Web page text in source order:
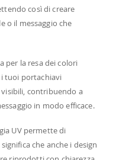
così di creare
o il messaggio che
per la resa dei colori
i tuoi portachiavi
contribuendo a
in modo efficace.
UV permette di
che anche i design